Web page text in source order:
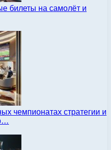
билеты на самолёт и
чемпионатах стратегии и